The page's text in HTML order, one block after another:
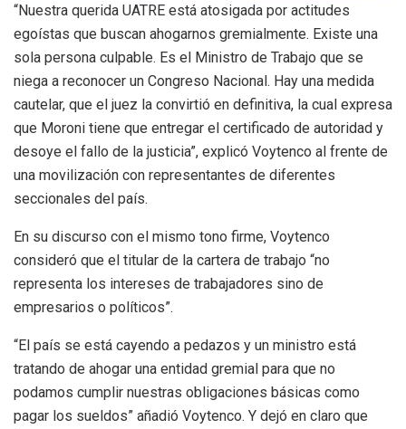
“Nuestra querida UATRE está atosigada por actitudes
egoístas que buscan ahogarnos gremialmente. Existe una
sola persona culpable. Es el Ministro de Trabajo que se
niega a reconocer un Congreso Nacional. Hay una medida
cautelar, que el juez la convirtió en definitiva, la cual expresa
que Moroni tiene que entregar el certificado de autoridad y
desoye el fallo de la justicia”, explicó Voytenco al frente de
una movilización con representantes de diferentes
seccionales del país.
En su discurso con el mismo tono firme, Voytenco
consideró que el titular de la cartera de trabajo “no
representa los intereses de trabajadores sino de
empresarios o políticos”.
“El país se está cayendo a pedazos y un ministro está
tratando de ahogar una entidad gremial para que no
podamos cumplir nuestras obligaciones básicas como
pagar los sueldos” añadió Voytenco. Y dejó en claro que